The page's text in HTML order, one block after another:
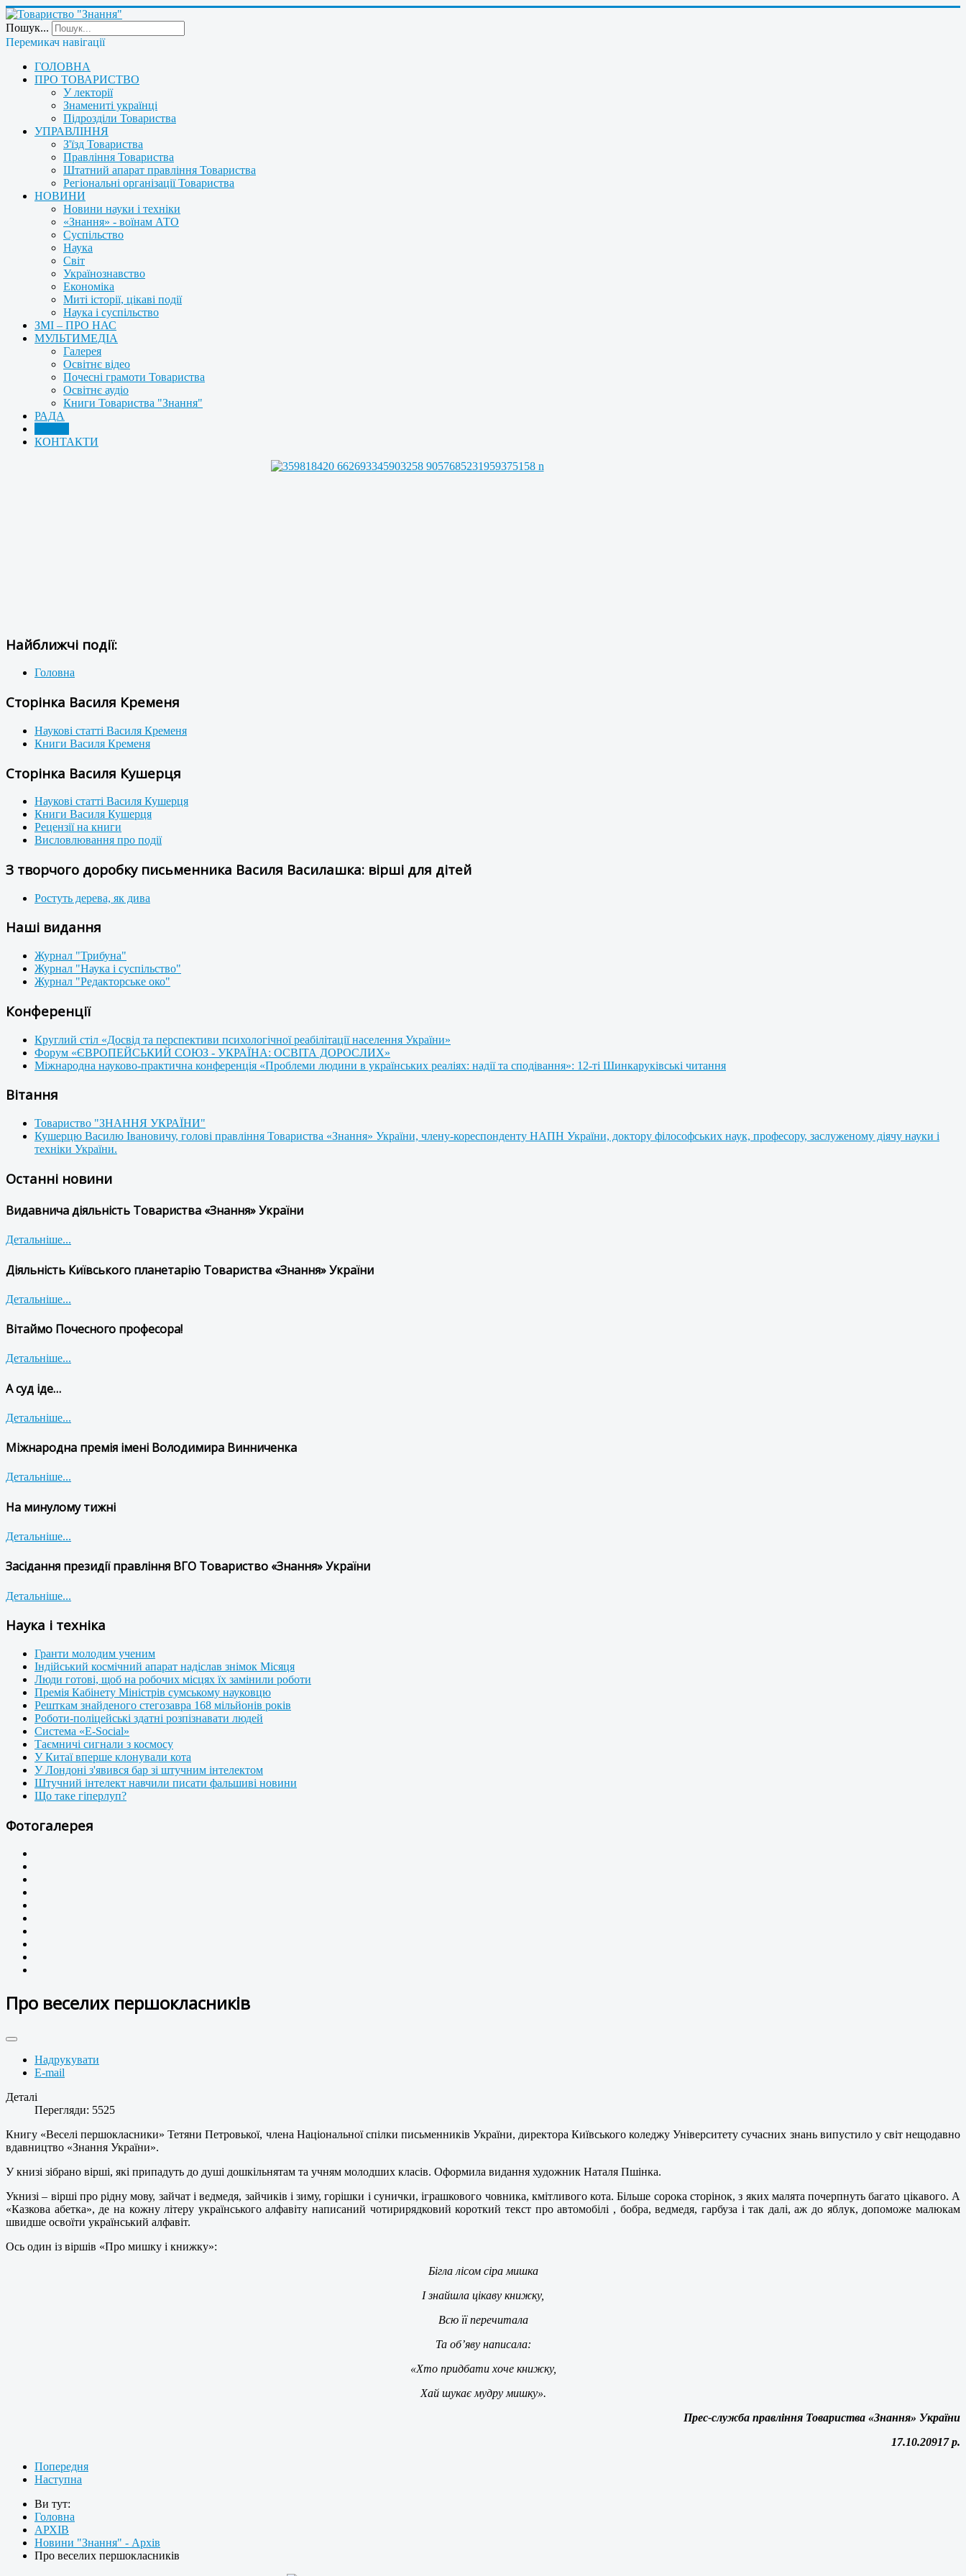
Пошук...
Перемикач навігації
ГОЛОВНА
ПРО ТОВАРИСТВО
У лекторії
Знамениті українці
Підрозділи Товариства
УПРАВЛІННЯ
З'їзд Товариства
Правління Товариства
Штатний апарат правління Товариства
Регіональні організації Товариства
НОВИНИ
Новини науки і техніки
«Знання» - воїнам АТО
Суспільство
Наука
Світ
Українознавство
Економіка
Миті історії, цікаві події
Наука і суспільство
ЗМІ – ПРО НАС
МУЛЬТИМЕДІА
Галерея
Освітнє відео
Почесні грамоти Товариства
Освітнє аудіо
Книги Товариства "Знання"
РАДА
КОНТАКТИ
Найближчі події:
Головна
Сторінка Василя Кременя
Наукові статті Василя Кременя
Книги Василя Кременя
Сторінка Василя Кушерця
Наукові статті Василя Кушерця
Книги Василя Кушерця
Рецензії на книги
Висловлювання про події
З творчого доробку письменника Василя Василашка: вірші для дітей
Ростуть дерева, як дива
Наші видання
Журнал "Трибуна"
Журнал "Наука і суспільство"
Журнал "Редакторське око"
Конференції
Круглий стіл «Досвід та перспективи психологічної реабілітації населення України»
Форум «ЄВРОПЕЙСЬКИЙ СОЮЗ - УКРАЇНА: ОСВІТА ДОРОСЛИХ»
Міжнародна науково-практична конференція «Проблеми людини в українських реаліях: надії та сподівання»: 12-ті Шинкаруківські читання
Вітання
Товариство "ЗНАННЯ УКРАЇНИ"
Кушерцю Василю Івановичу, голові правління Товариства «Знання» України, члену-кореспонденту НАПН України, доктору філософських наук, професору, заслуженому діячу науки і
техніки України.
Останні новини
Видавнича діяльність Товариства «Знання» України
Детальніше...
Діяльність Київського планетарію Товариства «Знання» України
Детальніше...
Вітаймо Почесного професора!
Детальніше...
А суд іде…
Детальніше...
Міжнародна премія імені Володимира Винниченка
Детальніше...
На минулому тижні
Детальніше...
Засідання президії правління ВГО Товариство «Знання» України
Детальніше...
Наука і техніка
Гранти молодим ученим
Індійський космічний апарат надіслав знімок Місяця
Люди готові, щоб на робочих місцях їх замінили роботи
Премія Кабінету Міністрів сумському науковцю
Решткам знайденого стегозавра 168 мільйонів років
Роботи-поліцейські здатні розпізнавати людей
Система «E-Social»
Таємничі сигнали з космосу
У Китаї вперше клонували кота
У Лондоні з'явився бар зі штучним інтелектом
Штучний інтелект навчили писати фальшиві новини
Що таке гіперлуп?
Фотогалерея
Про веселих першокласників
Надрукувати
E-mail
Деталі
Перегляди: 5525
Книгу «Веселі першокласники» Тетяни Петровької, члена Національної спілки письменників України, директора Київського коледжу Університету сучасних знань випустило у світ нещодавно
вдавництво «Знання України».
У книзі зібрано вірші, які припадуть до душі дошкільнятам та учням молодших класів. Оформила видання художник Наталя Пшінка.
Укнизі – вірші про рідну мову, зайчат і ведмедя, зайчиків і зиму, горішки і сунички, іграшкового човника, кмітливого кота. Більше сорока сторінок, з яких малята почерпнуть багато цікавого. А
«Казкова абетка», де на кожну літеру українського алфавіту написаний чотирирядковий короткий текст про автомобілі , бобра, ведмедя, гарбуза і так далі, аж до яблук, допоможе малюкам
швидше освоїти український алфавіт.
Ось один із віршів «Про мишку і книжку»:
Бігла лісом сіра мишка
І знайшла цікаву книжку,
Всю її перечитала
Та об’яву написала:
«Хто придбати хоче книжку,
Хай шукає мудру мишку».
Прес-служба правління Товариства «Знання» України
17.10.20917 р.
Попередня
Наступна
Ви тут:
Головна
АРХІВ
Новини "Знання" - Архів
Про веселих першокласників